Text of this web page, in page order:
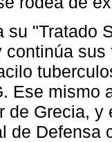
su "Tratado
continúa
Ese mismo
de Grecia,
de Defensa